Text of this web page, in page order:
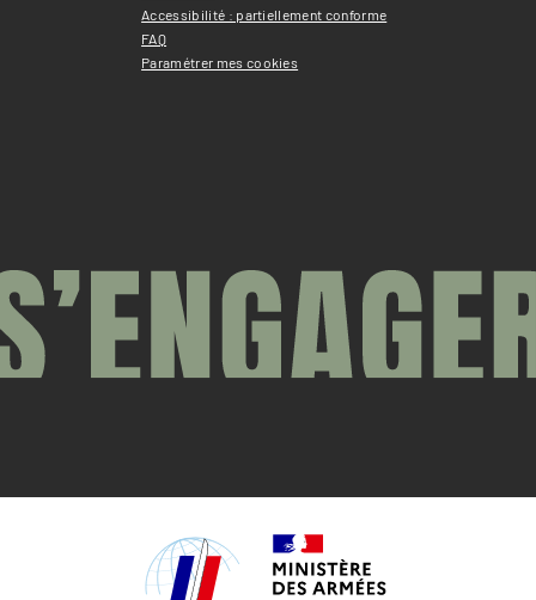
Accessibilité : partiellement conforme
FAQ
Paramétrer mes cookies